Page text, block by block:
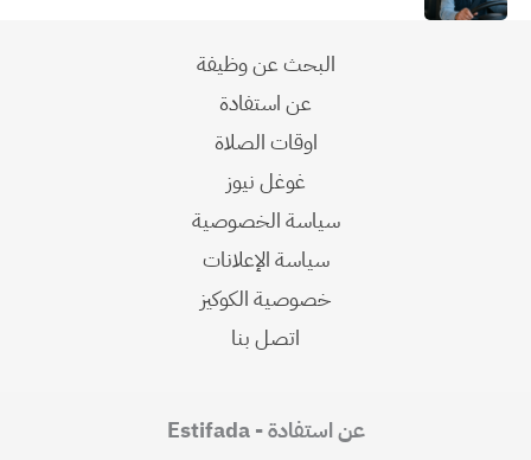
البحث عن وظيفة
عن استفادة
اوقات الصلاة
غوغل نيوز
سياسة الخصوصية
سياسة الإعلانات
خصوصية الكوكيز
اتصل بنا
عن استفادة - Estifada